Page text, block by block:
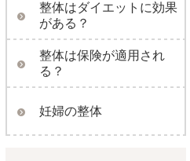
整体はダイエットに効果
がある？
整体は保険が適用され
る？
妊婦の整体